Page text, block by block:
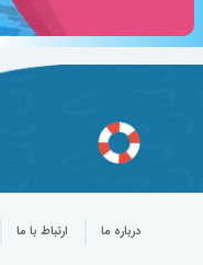
درباره ما ارتباط با ما